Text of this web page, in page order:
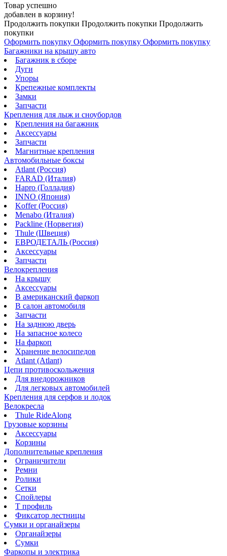
Товар успешно
добавлен в корзину!
Продолжить покупки Продолжить покупки Продолжить
покупки
Оформить покупку Оформить покупку Оформить покупку
Багажники на крышу авто
Багажник в сборе
Дуги
Упоры
Крепежные комплекты
Замки
Запчасти
Крепления для лыж и сноубордов
Крепления на багажник
Аксессуары
Запчасти
Магнитные крепления
Автомобильные боксы
Atlant (Россия)
FARAD (Италия)
Hapro (Голладия)
INNO (Япония)
Koffer (Россия)
Menabo (Италия)
Packline (Норвегия)
Thule (Швеция)
ЕВРОДЕТАЛЬ (Россия)
Аксессуары
Запчасти
Велокрепления
На крышу
Аксессуары
В американский фаркоп
В салон автомобиля
Запчасти
На заднюю дверь
На запасное колесо
На фаркоп
Хранение велосипедов
Atlant (Atlant)
Цепи противоскольжения
Для внедорожников
Для легковых автомобилей
Крепления для серфов и лодок
Велокресла
Thule RideAlong
Грузовые корзины
Аксессуары
Корзины
Дополнительные крепления
Ограничители
Ремни
Ролики
Сетки
Спойлеры
Т профиль
Фиксатор лестницы
Сумки и органайзеры
Органайзеры
Сумки
Фаркопы и электрика